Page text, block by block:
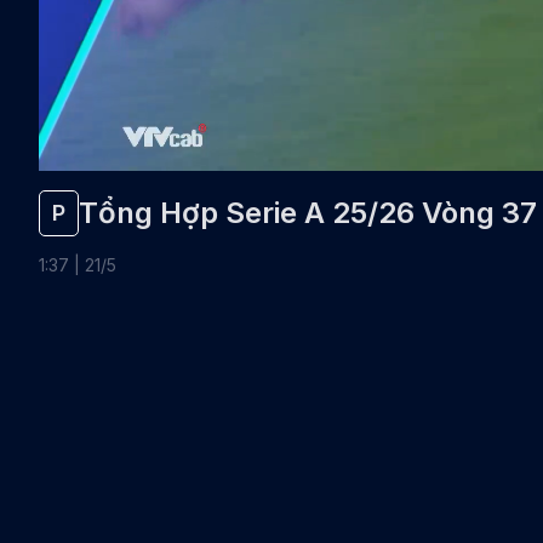
P Tổng Hợp Serie A 25/26 Vòng 37
1:37 21/5